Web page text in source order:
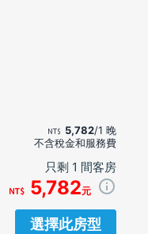
5,782/1 晚
不含稅金和服務費
只剩 1 間客房
5,782元
選擇此房型